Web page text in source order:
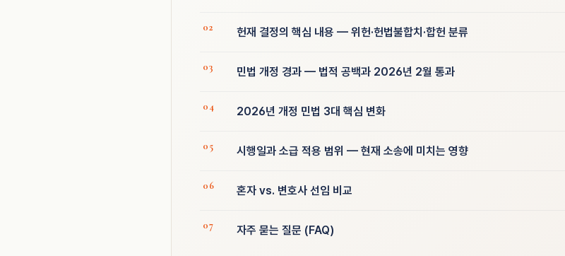
헌재 결정의 핵심 내용 — 위헌·헌법불합치·합헌 분류
민법 개정 경과 — 법적 공백과 2026년 2월 통과
2026년 개정 민법 3대 핵심 변화
시행일과 소급 적용 범위 — 현재 소송에 미치는 영향
혼자 vs. 변호사 선임 비교
자주 묻는 질문 (FAQ)